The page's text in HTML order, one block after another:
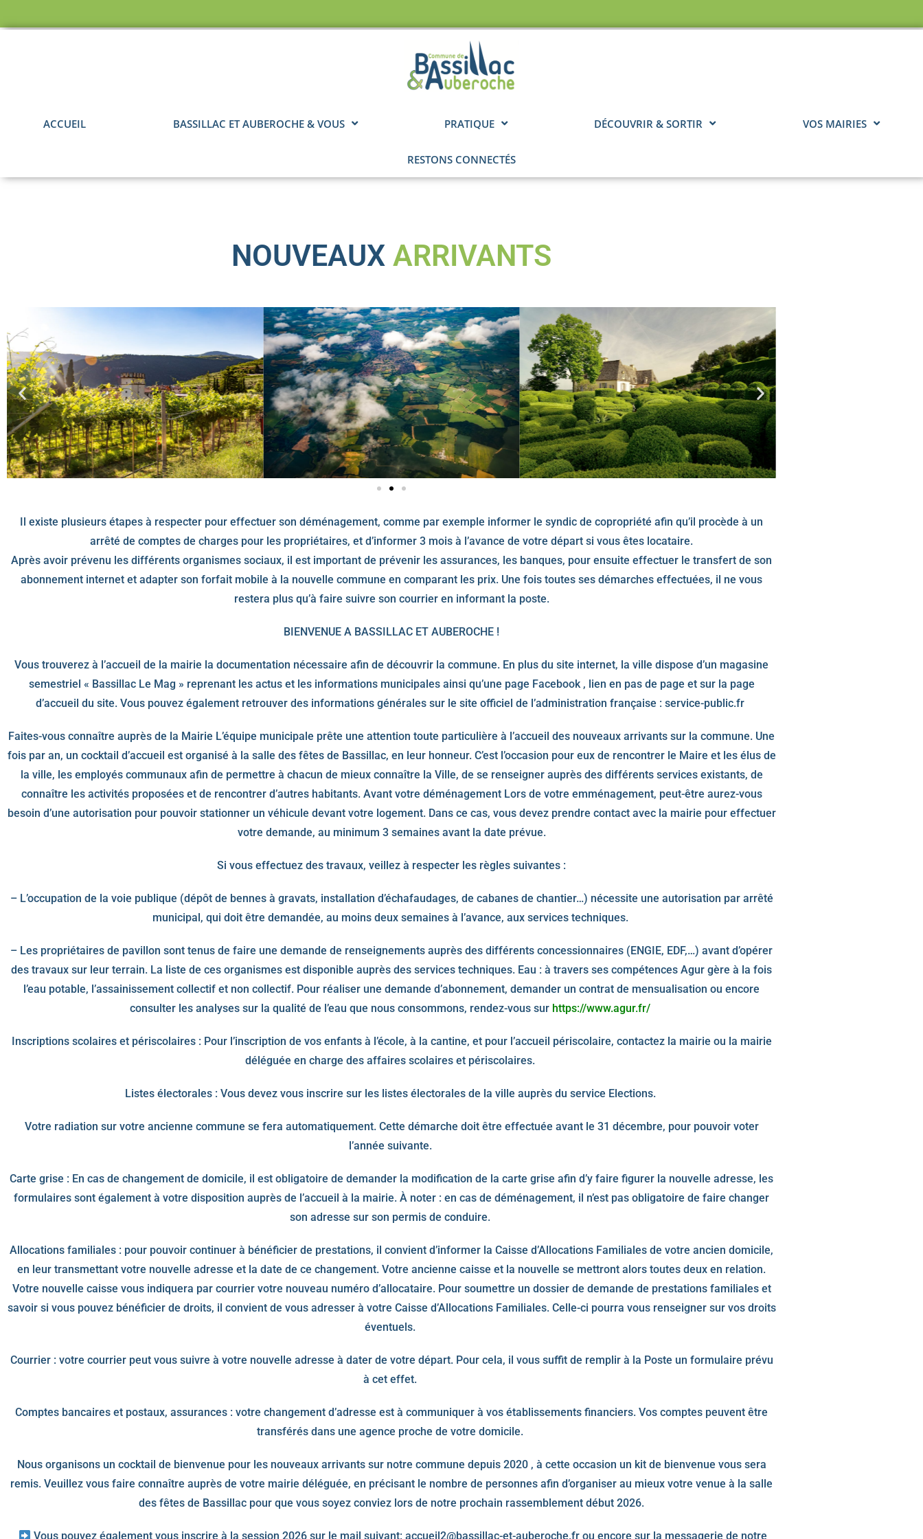
ACCUEIL BASSILLAC ET AUBEROCHE & VOUS PRATIQUE DÉCOUVRIR & SORTIR VOS MAIRIES
RESTONS CONNECTÉS
NOUVEAUX ARRIVANTS
Il existe plusieurs étapes à respecter pour effectuer son déménagement, comme par exemple informer le syndic de copropriété afin qu’il procède à un
arrêté de comptes de charges pour les propriétaires, et d’informer 3 mois à l’avance de votre départ si vous êtes locataire.
Après avoir prévenu les différents organismes sociaux, il est important de prévenir les assurances, les banques, pour ensuite effectuer le transfert de son
abonnement internet et adapter son forfait mobile à la nouvelle commune en comparant les prix. Une fois toutes ses démarches effectuées, il ne vous
restera plus qu’à faire suivre son courrier en informant la poste.
BIENVENUE A BASSILLAC ET AUBEROCHE !
Vous trouverez à l’accueil de la mairie la documentation nécessaire afin de découvrir la commune. En plus du site internet, la ville dispose d’un magasine
semestriel « Bassillac Le Mag » reprenant les actus et les informations municipales ainsi qu’une page Facebook , lien en pas de page et sur la page
d’accueil du site. Vous pouvez également retrouver des informations générales sur le site officiel de l’administration française : service-public.fr
Faites-vous connaître auprès de la Mairie L’équipe municipale prête une attention toute particulière à l’accueil des nouveaux arrivants sur la commune. Une
fois par an, un cocktail d’accueil est organisé à la salle des fêtes de Bassillac, en leur honneur. C’est l’occasion pour eux de rencontrer le Maire et les élus de
la ville, les employés communaux afin de permettre à chacun de mieux connaître la Ville, de se renseigner auprès des différents services existants, de
connaître les activités proposées et de rencontrer d’autres habitants. Avant votre déménagement Lors de votre emménagement, peut-être aurez-vous
besoin d’une autorisation pour pouvoir stationner un véhicule devant votre logement. Dans ce cas, vous devez prendre contact avec la mairie pour effectuer
votre demande, au minimum 3 semaines avant la date prévue.
Si vous effectuez des travaux, veillez à respecter les règles suivantes :
– L’occupation de la voie publique (dépôt de bennes à gravats, installation d’échafaudages, de cabanes de chantier…) nécessite une autorisation par arrêté
municipal, qui doit être demandée, au moins deux semaines à l’avance, aux services techniques.
– Les propriétaires de pavillon sont tenus de faire une demande de renseignements auprès des différents concessionnaires (ENGIE, EDF,…) avant d’opérer
des travaux sur leur terrain. La liste de ces organismes est disponible auprès des services techniques. Eau : à travers ses compétences Agur gère à la fois
l’eau potable, l’assainissement collectif et non collectif. Pour réaliser une demande d’abonnement, demander un contrat de mensualisation ou encore
consulter les analyses sur la qualité de l’eau que nous consommons, rendez-vous sur https://www.agur.fr/
Inscriptions scolaires et périscolaires : Pour l’inscription de vos enfants à l’école, à la cantine, et pour l’accueil périscolaire, contactez la mairie ou la mairie
déléguée en charge des affaires scolaires et périscolaires.
Listes électorales : Vous devez vous inscrire sur les listes électorales de la ville auprès du service Elections.
Votre radiation sur votre ancienne commune se fera automatiquement. Cette démarche doit être effectuée avant le 31 décembre, pour pouvoir voter
l’année suivante.
Carte grise : En cas de changement de domicile, il est obligatoire de demander la modification de la carte grise afin d’y faire figurer la nouvelle adresse, les
formulaires sont également à votre disposition auprès de l’accueil à la mairie. À noter : en cas de déménagement, il n’est pas obligatoire de faire changer
son adresse sur son permis de conduire.
Allocations familiales : pour pouvoir continuer à bénéficier de prestations, il convient d’informer la Caisse d’Allocations Familiales de votre ancien domicile,
en leur transmettant votre nouvelle adresse et la date de ce changement. Votre ancienne caisse et la nouvelle se mettront alors toutes deux en relation.
Votre nouvelle caisse vous indiquera par courrier votre nouveau numéro d’allocataire. Pour soumettre un dossier de demande de prestations familiales et
savoir si vous pouvez bénéficier de droits, il convient de vous adresser à votre Caisse d’Allocations Familiales. Celle-ci pourra vous renseigner sur vos droits
éventuels.
Courrier : votre courrier peut vous suivre à votre nouvelle adresse à dater de votre départ. Pour cela, il vous suffit de remplir à la Poste un formulaire prévu
à cet effet.
Comptes bancaires et postaux, assurances : votre changement d’adresse est à communiquer à vos établissements financiers. Vos comptes peuvent être
transférés dans une agence proche de votre domicile.
Nous organisons un cocktail de bienvenue pour les nouveaux arrivants sur notre commune depuis 2020 , à cette occasion un kit de bienvenue vous sera
remis. Veuillez vous faire connaître auprès de votre mairie déléguée, en précisant le nombre de personnes afin d’organiser au mieux votre venue à la salle
des fêtes de Bassillac pour que vous soyez conviez lors de notre prochain rassemblement début 2026.
Vous pouvez également vous inscrire à la session 2026 sur le mail suivant: accueil2@bassillac-et-auberoche.fr ou encore sur la messagerie de notre